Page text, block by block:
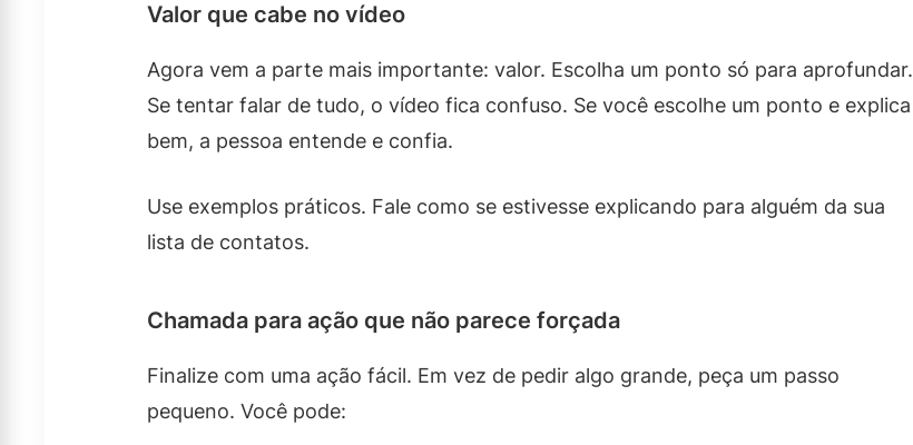
Valor que cabe no vídeo
Agora vem a parte mais importante: valor. Escolha um ponto só para aprofundar.
Se tentar falar de tudo, o vídeo fica confuso. Se você escolhe um ponto e explica
bem, a pessoa entende e confia.
Use exemplos práticos. Fale como se estivesse explicando para alguém da sua
lista de contatos.
Chamada para ação que não parece forçada
Finalize com uma ação fácil. Em vez de pedir algo grande, peça um passo
pequeno. Você pode: